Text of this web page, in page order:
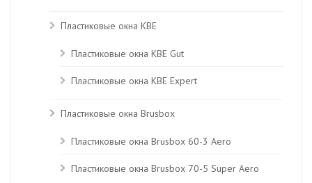
Пластиковые окна KBE
Пластиковые окна КВЕ Gut
Пластиковые окна КВЕ Expert
Пластиковые окна Brusbox
Пластиковые окна Brusbox 60-3 Aero
Пластиковые окна Brusbox 70-5 Super Aero